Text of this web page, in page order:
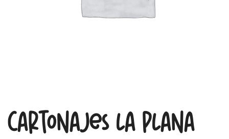
Cartonajes La Plana